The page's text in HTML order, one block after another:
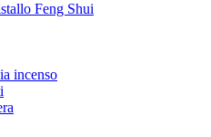
Feng Shui
incenso